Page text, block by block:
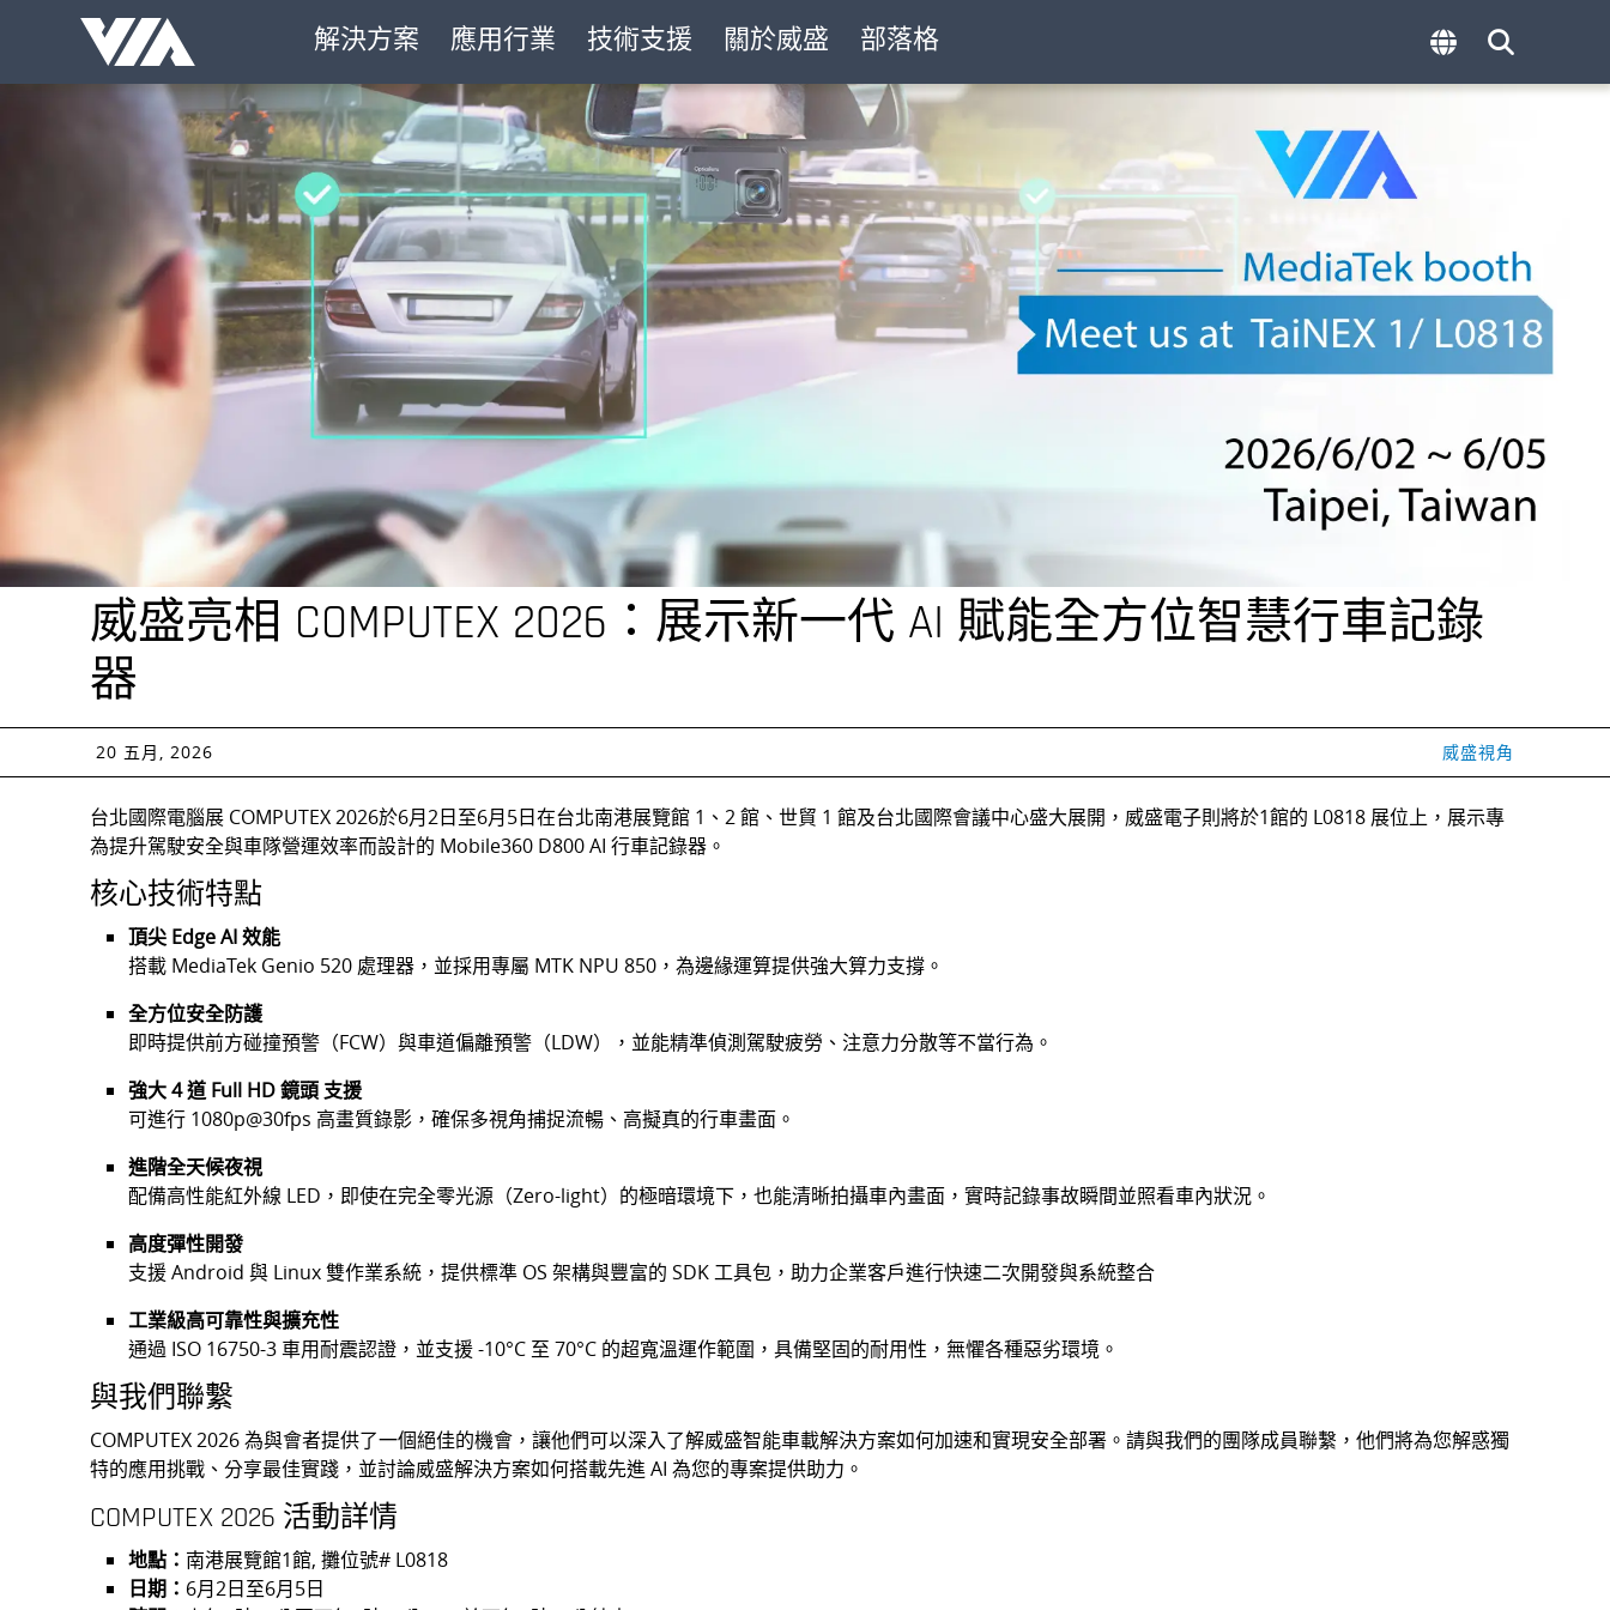
Navigation
解決方案 應用行業 技術支援 關於威盛 部落格
威盛亮相 COMPUTEX 2026：展示新一代 AI 賦能全方位智慧行車記錄
器
20 五月, 2026 威盛視角
台北國際電腦展 COMPUTEX 2026於6月2日至6月5日在台北南港展覽館 1、2 館、世貿 1 館及台北國際會議中心盛大展開，威盛電子則將於1館的 L0818 展位上，展示專
為提升駕駛安全與車隊營運效率而設計的 Mobile360 D800 AI 行車記錄器。
核心技術特點
頂尖 Edge AI 效能
搭載 MediaTek Genio 520 處理器，並採用專屬 MTK NPU 850，為邊緣運算提供強大算力支撐。
全方位安全防護
即時提供前方碰撞預警（FCW）與車道偏離預警（LDW），並能精準偵測駕駛疲勞、注意力分散等不當行為。
強大 4 道 Full HD 鏡頭 支援
可進行 1080p@30fps 高畫質錄影，確保多視角捕捉流暢、高擬真的行車畫面。
進階全天候夜視
配備高性能紅外線 LED，即使在完全零光源（Zero-light）的極暗環境下，也能清晰拍攝車內畫面，實時記錄事故瞬間並照看車內狀況。
高度彈性開發
支援 Android 與 Linux 雙作業系統，提供標準 OS 架構與豐富的 SDK 工具包，助力企業客戶進行快速二次開發與系統整合
工業級高可靠性與擴充性
通過 ISO 16750-3 車用耐震認證，並支援 -10°C 至 70°C 的超寬溫運作範圍，具備堅固的耐用性，無懼各種惡劣環境。
與我們聯繫
COMPUTEX 2026 為與會者提供了一個絕佳的機會，讓他們可以深入了解威盛智能車載解決方案如何加速和實現安全部署。請與我們的團隊成員聯繫，他們將為您解惑獨
特的應用挑戰、分享最佳實踐，並討論威盛解決方案如何搭載先進 AI 為您的專案提供助力。
COMPUTEX 2026 活動詳情
地點： 南港展覽館1館, 攤位號# L0818
日期： 6月2日至6月5日